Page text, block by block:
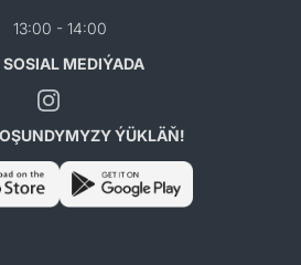
13:00 - 14:00
SOSIAL MEDIÝADA
ÝÜKLÄŇ!